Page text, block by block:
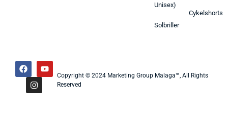
Unisex)
Solbriller
Cykelshorts
Copyright © 2024 Marketing Group Malaga™, All Rights
Reserved